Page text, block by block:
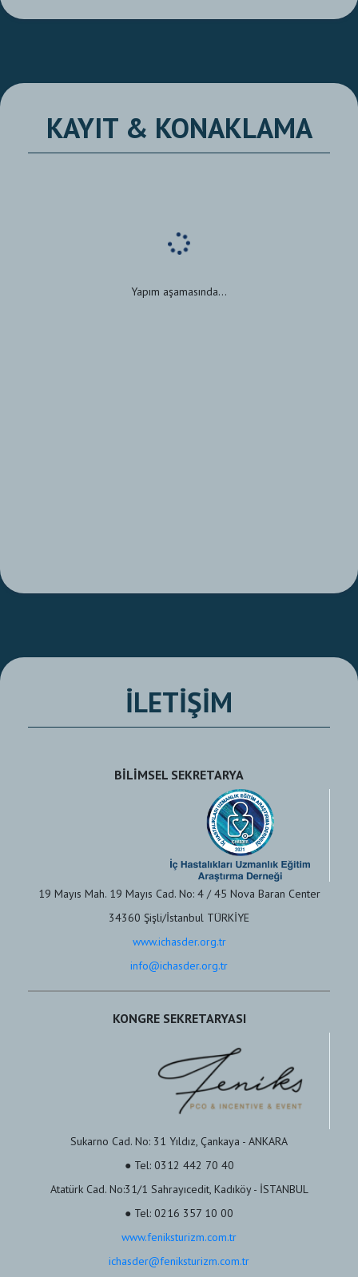
KAYIT & KONAKLAMA
Yapım aşamasında...
İLETİŞİM
BİLİMSEL SEKRETARYA
19 Mayıs Mah. 19 Mayıs Cad. No: 4 / 45 Nova Baran Center
34360 Şişli/İstanbul TÜRKİYE
www.ichasder.org.tr
info@ichasder.org.tr
KONGRE SEKRETARYASI
Sukarno Cad. No: 31 Yıldız, Çankaya - ANKARA
● Tel: 0312 442 70 40
Atatürk Cad. No:31/1 Sahrayıcedit, Kadıköy - İSTANBUL
● Tel: 0216 357 10 00
www.feniksturizm.com.tr
ichasder@feniksturizm.com.tr